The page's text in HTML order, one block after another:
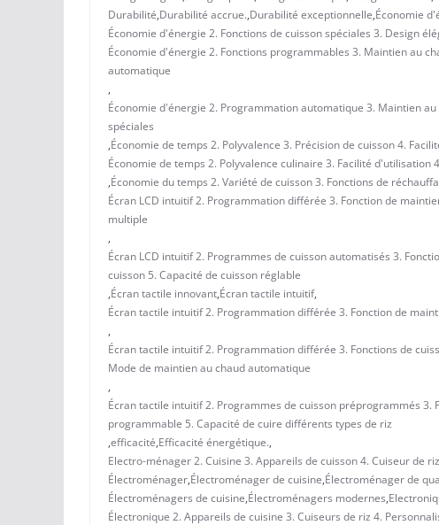
Durabilité,Durabilité accrue.,Durabilité exceptionnelle,Économie
Économie d'énergie 2. Fonctions de cuisson spéciales 3. Design
Économie d'énergie 2. Fonctions programmables 3. Maintien au
automatique
,
Économie d'énergie 2. Programmation automatique 3. Maintien
spéciales
,Économie de temps 2. Polyvalence 3. Précision de cuisson 4.
Économie de temps 2. Polyvalence culinaire 3. Facilité
,Économie du temps 2. Variété de cuisson 3. Fonctions de
Écran LCD intuitif 2. Programmation différée 3. Fonction de
multiple
,
Écran LCD intuitif 2. Programmes de cuisson automatisés 3.
cuisson 5. Capacité de cuisson réglable
,Écran tactile innovant,Écran tactile intuitif,
Écran tactile intuitif 2. Programmation différée 3. Fonction de
,
Écran tactile intuitif 2. Programmation différée 3. Fonctions de
Mode de maintien au chaud automatique
,
Écran tactile intuitif 2. Programmes de cuisson préprogrammés
programmable 5. Capacité de cuire différents types de riz
,efficacité,Efficacité énergétique.,
Electro-ménager 2. Cuisine 3. Appareils de cuisson 4. Cuiseur de
Électroménager,Électroménager de cuisine,Électroménager de
Électroménagers de cuisine,Électroménagers modernes,
Électronique 2. Appareils de cuisine 3. Cuiseurs de riz 4.